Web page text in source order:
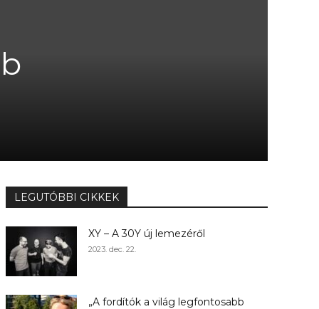
LEGUTÓBBI CIKKEK
XY – A 30Y új lemezéről
2023. dec. 22.
„A fordítók a világ legfontosabb